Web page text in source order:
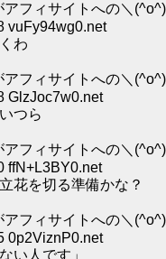
フィサイトへの＼
vuFy94wg0.net
わ
フィサイトへの＼
GlzJoc7w0.net
つら
フィサイトへの＼
ffN+L3BY0.net
花を切る準備かな？
フィサイトへの＼
0p2ViznP0.net
い人です」